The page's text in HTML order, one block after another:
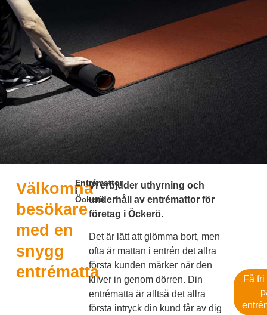
Välkomna
besökare
med en
snygg
entrématta
Entrémattor
i
Öckerö
Vi erbjuder uthyrning och
underhåll av entrémattor för
företag i Öckerö.
Det är lätt att glömma bort, men
ofta är mattan i entrén det allra
första kunden märker när den
kliver in genom dörren. Din
entrématta är alltså det allra
första intryck din kund får av dig
Få fri